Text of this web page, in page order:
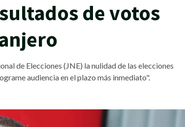
de votos
de Elecciones (JNE) la nulidad de las elecciones
audiencia en el plazo más inmediato".